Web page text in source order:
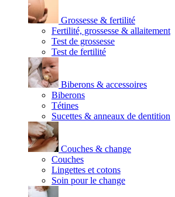
Grossesse & fertilité
Fertilité, grossesse & allaitement
Test de grossesse
Test de fertilité
Biberons & accessoires
Biberons
Tétines
Sucettes & anneaux de dentition
Couches & change
Couches
Lingettes et cotons
Soin pour le change